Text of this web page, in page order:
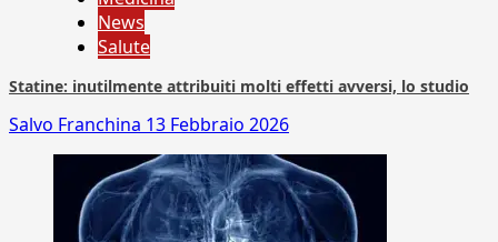
News
Salute
Statine: inutilmente attribuiti molti effetti avversi, lo studio
Salvo Franchina 13 Febbraio 2026